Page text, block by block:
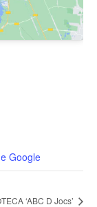
Google
‘ABC D Jocs’